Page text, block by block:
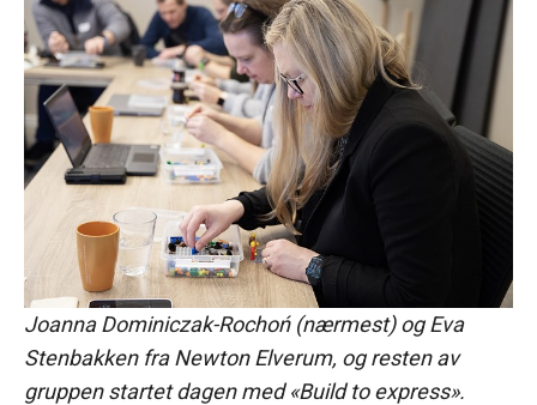
Joanna Dominiczak-Rochoń (nærmest) og Eva
Stenbakken fra Newton Elverum, og resten av
gruppen startet dagen med «Build to express».